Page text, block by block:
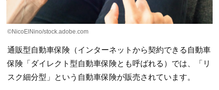
©NicoElNino/stock.adobe.com
通販型自動車保険（インターネットから契約できる自動車
保険「ダイレクト型自動車保険とも呼ばれる）では、「リ
スク細分型」という自動車保険が販売されています。